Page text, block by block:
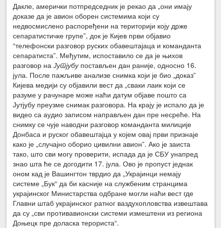
Дакле, амерички потпредседник је рекао да „они имају
доказе да је авион оборен системима који су
недвосмислено распоређени на територији коју држе
сепаратистичке групе”, док је Кијев први објавио
“телефонски разговор руских обавештајаца и команданта
сепаратиста”. Међутим, испоставило се да је њихов
разговор наЈутјубупостављен дан раније, односно 16.
јула. После пажљиве анализе снимка који је био „доказ”
Кијева медији су објавили вест да „сваки лаик који се
разуме у рачунаре може наћи датум објаве пошто са
Јутјубу преузме снимак разговора. На крају је испало да је
видео са аудио записом направљен дан пре несреће. На
снимку се чује наводни разговор команданта милиције
Донбаса и руског обавештајца у којем овај први признаје
како је „случајно оборио цивилни авион”. Ако је заиста
тако, што сви могу проверити, испада да је СБУ унапред
знао шта ће се догодити 17. јула. Ово је пропуст једнак
оном кад је Вашингтон тврдио да „Украјинци немају
системе „Бук“ да би касније на службеним странцима
украјинског Министарства одбране могли наћи вест где
Главни штаб украјинског ратног ваздухопловства извештава
да су „сви противавионски системи измештени из региона
Доњецк пре доласка терориста“.